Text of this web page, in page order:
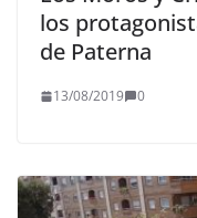
los
de Paterna
13/08/2019 0